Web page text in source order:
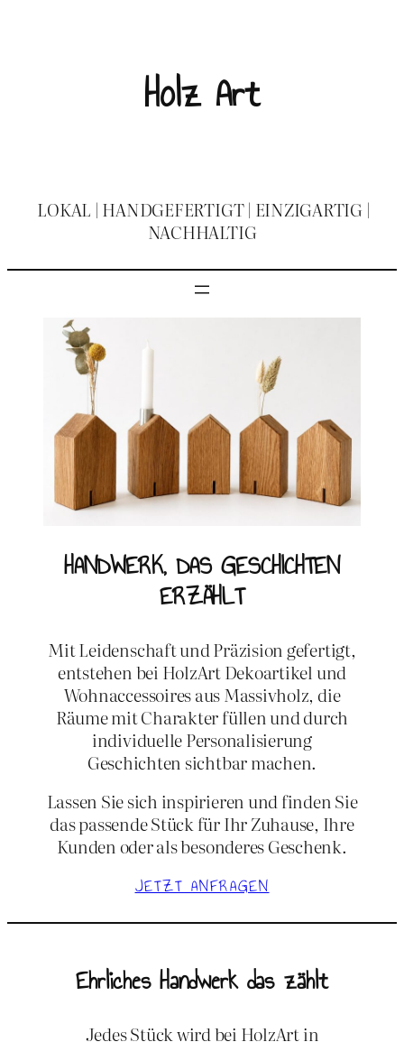
Holz Art
LOKAL | HANDGEFERTIGT | EINZIGARTIG |
NACHHALTIG
HANDWERK, DAS GESCHICHTEN
ERZÄHLT
Mit Leidenschaft und Präzision gefertigt,
entstehen bei HolzArt Dekoartikel und
Wohnaccessoires aus Massivholz, die
Räume mit Charakter füllen und durch
individuelle Personalisierung
Geschichten sichtbar machen.
Lassen Sie sich inspirieren und finden Sie
das passende Stück für Ihr Zuhause, Ihre
Kunden oder als besonderes Geschenk.
JETZT ANFRAGEN
Ehrliches Handwerk das zählt
Jedes Stück wird bei HolzArt in